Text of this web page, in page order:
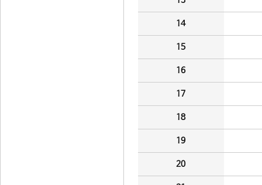
14
15
16
17
18
19
20